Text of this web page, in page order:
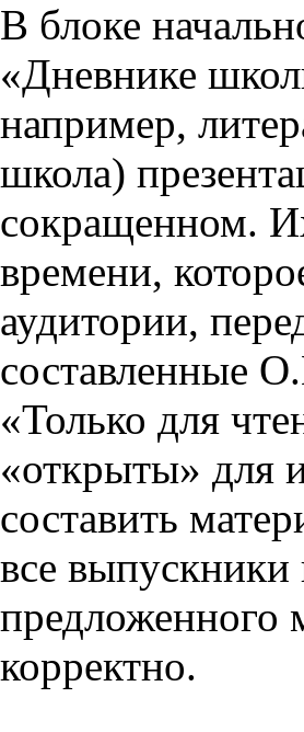
В блоке
«Дневнике
например,
школа)
сокращенном.
времени,
аудитории,
составленные
«Только для
«открыты» для
составить
все
предложенного
корректно.